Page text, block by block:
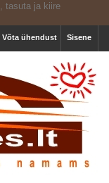
Sisene
Võta ühendust